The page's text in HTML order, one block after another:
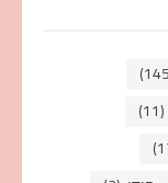
(11)